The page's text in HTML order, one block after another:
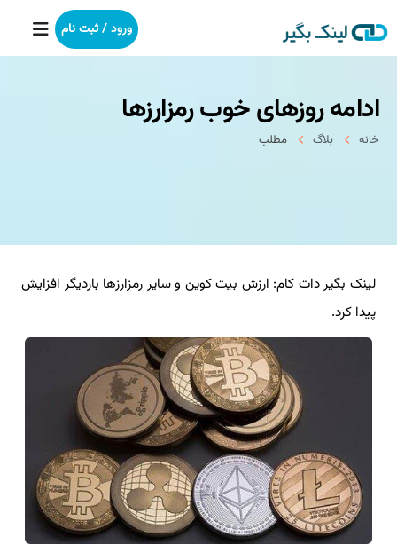
خانه
بکلینک
خدمات ما
درباره ما
آموزش
ورود / ثبت نام
ادامه روزهای خوب رمزارزها
خانه بلاگ مطلب
لینک بگیر دات کام: ارزش بیت کوین و سایر رمزارزها باردیگر افزایش
پیدا کرد.